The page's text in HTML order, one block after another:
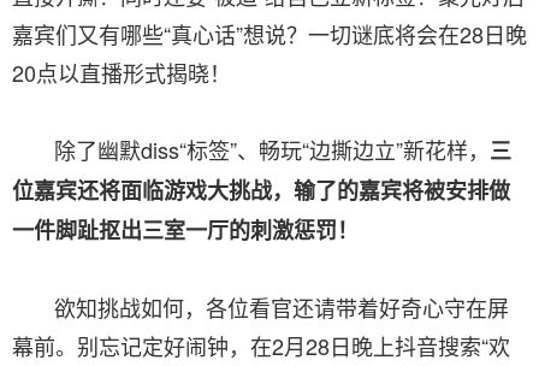
嘉宾们又有哪些“真心话”想说？一切谜底将会在28日晚
20点以直播形式揭晓！
除了幽默diss“标签”、畅玩“边撕边立”新花样， 三
位嘉宾还将面临游戏大挑战，输了的嘉宾将被安排做
一件脚趾抠出三室一厅的刺激惩罚！
欲知挑战如何，各位看官还请带着好奇心守在屏
幕前。别忘记定好闹钟，在2月28日晚上抖音搜索“欢